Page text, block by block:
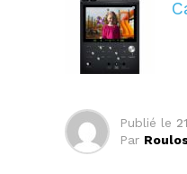
Publié le
Par